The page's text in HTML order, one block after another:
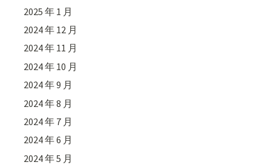
2025 年 1 月
2024 年 12 月
2024 年 11 月
2024 年 10 月
2024 年 9 月
2024 年 8 月
2024 年 7 月
2024 年 6 月
2024 年 5 月